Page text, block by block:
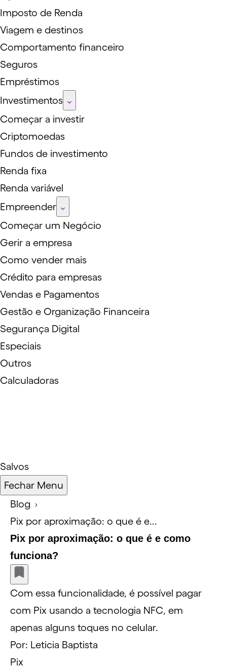
Imposto de Renda
Viagem e destinos
Comportamento financeiro
Seguros
Empréstimos
Investimentos
Começar a investir
Criptomoedas
Fundos de investimento
Renda fixa
Renda variável
Empreender
Começar um Negócio
Gerir a empresa
Como vender mais
Crédito para empresas
Vendas e Pagamentos
Gestão e Organização Financeira
Segurança Digital
Especiais
Outros
Calculadoras
Salvos
Fechar Menu
Blog
Pix por aproximação: o que é e...
Pix por aproximação: o que é e como
funciona?
Com essa funcionalidade, é possível pagar
com Pix usando a tecnologia NFC, em
apenas alguns toques no celular.
Por: Leticia Baptista
Pix